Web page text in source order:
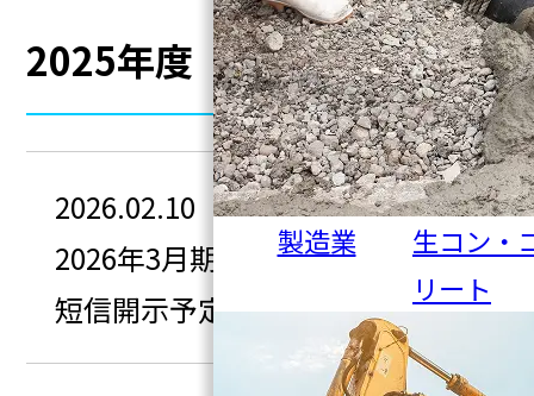
製造業
生コン・
リート
2025年度
2026.02.10
2026年3月期 第3四半期決算
短信開示予定